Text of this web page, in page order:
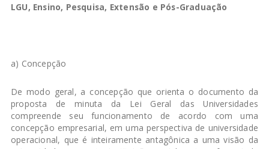
LGU, Ensino, Pesquisa, Extensão e Pós-Graduação
a) Concepção
De modo geral, a concepção que orienta o documento da
proposta de minuta da Lei Geral das Universidades
compreende seu funcionamento de acordo com uma
concepção empresarial, em uma perspectiva de universidade
operacional, que é inteiramente antagônica a uma visão da